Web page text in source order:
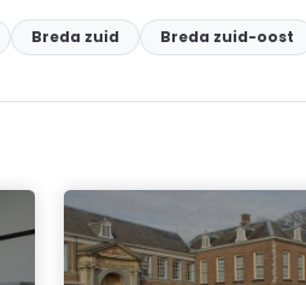
Breda zuid
Breda zuid-oost